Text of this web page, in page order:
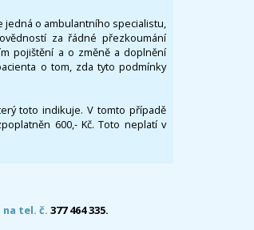
jedná o ambulantního specialistu,
za řádné přezkoumání
pojištění a o změně a doplnění
o tom, zda tyto podmínky
toto indikuje. V tomto případě
600,- Kč. Toto neplatí v
na tel. č. 377 464 335.